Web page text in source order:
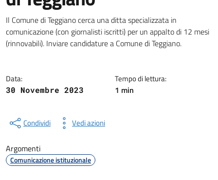
Dettagli della notizia
Il Comune di Teggiano cerca una ditta specializzata in
comunicazione (con giornalisti iscritti) per un appalto di 12 mesi
(rinnovabili). Inviare candidature a Comune di Teggiano.
Data:
30 Novembre 2023
Tempo di lettura:
1 min
Condividi Vedi azioni
Argomenti
Comunicazione istituzionale